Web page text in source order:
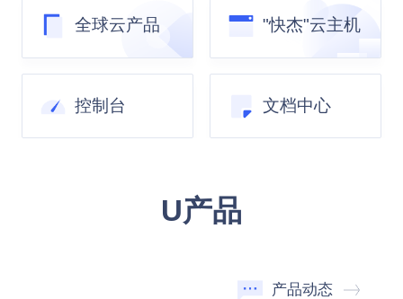
全球云产品 "快杰"云主机
控制台 文档中心
U产品
产品动态